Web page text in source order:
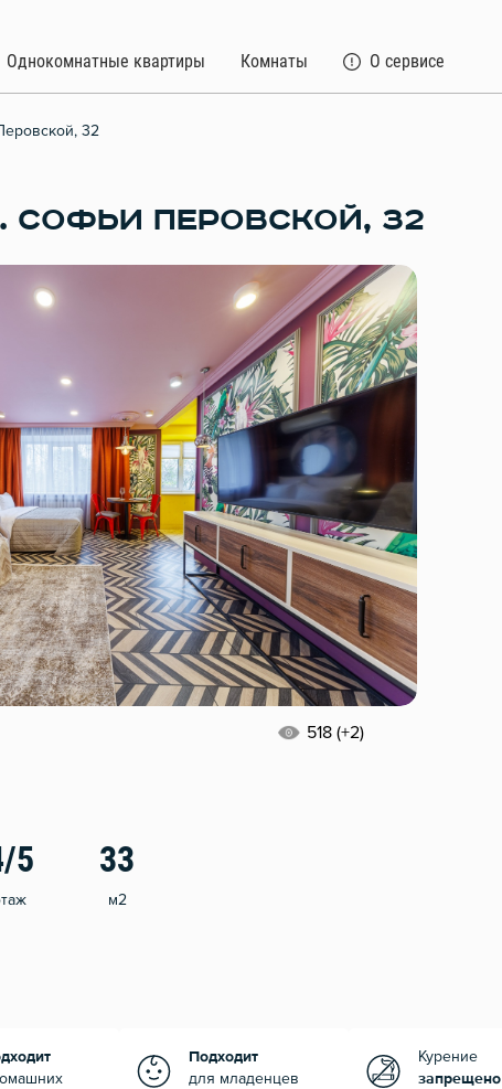
Однокомнатные квартиры Комнаты О сервисе
32
СОФЬИ ПЕРОВСКОЙ, 32
518 (+2)
5 33
м2
Подходит
для младенцев
Курение
запрещено